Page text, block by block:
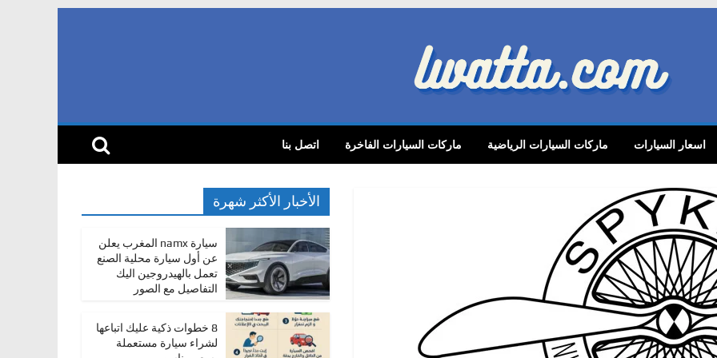
اسعار السيارات ماركات السيارات الرياضية ماركات السيارات الفاخرة اتصل بنا
الأخبار الأكثر شهرة
سيارة namx المغرب يعلن
عن أول سيارة محلية الصنع
تعمل بالهيدروجين اليك
التفاصيل مع الصور
8 خطوات ذكية عليك اتباعها
لشراء سيارة مستعملة